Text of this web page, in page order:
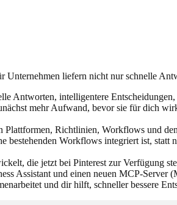
Unternehmen liefern nicht nur schnelle
Antworten, intelligentere
mehr Aufwand, bevor sie für dich
Plattformen, Richtlinien, Workflows und
bestehenden Workflows integriert ist, statt
die jetzt bei Pinterest zur Verfügung
Assistant und einen neuen MCP-
und dir hilft, schneller bessere